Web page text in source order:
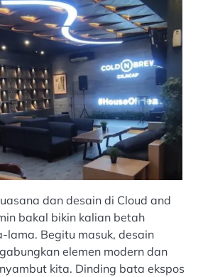
dan desain di Cloud and
bakal bikin kalian betah
lama. Begitu masuk, desain
elemen modern dan
kita. Dinding bata ekspos